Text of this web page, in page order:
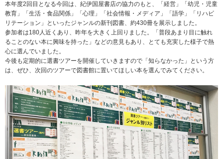
本年度2回目となる今回は、紀伊国屋書店の協力のもと、「経営」「幼児・児童
教育」「生活・食品関係」「心理」「社会情報・メディア」「語学」「リハビ
リテーション」といったジャンルの新刊図書、約430冊を展示しました。
参加者は180人近くあり、昨年を大きく上回りました。「普段あまり目に触れ
ることのない本に興味を持った」などの意見もあり、とても充実した様子で熱
心に選んでいました。
今後も定期的に選書ツアーを開催していきますので「知らなかった」という方
は、ぜひ、次回のツアーで図書館に置いてほしい本を選んでみてください。